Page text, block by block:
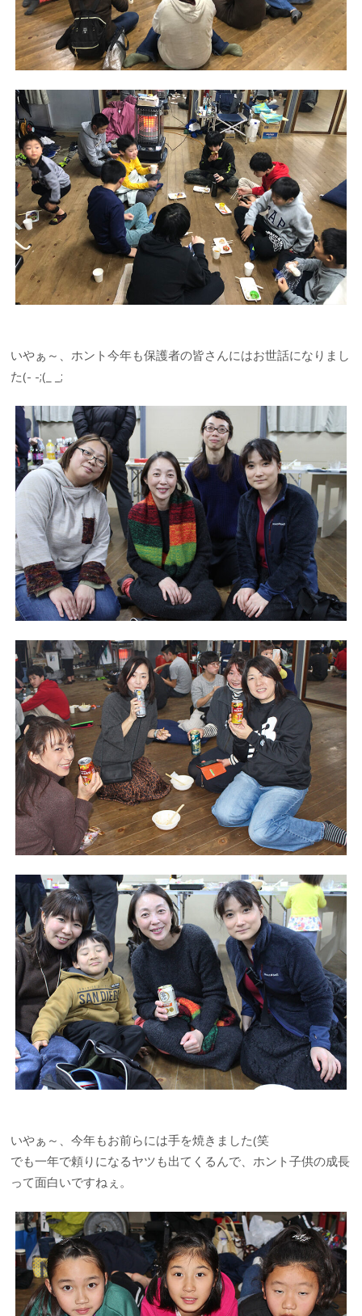
いやぁ～、ホント今年も保護者の皆さんにはお世話になりまし
た(- -;(_ _;
いやぁ～、今年もお前らには手を焼きました(笑
でも一年で頼りになるヤツも出てくるんで、ホント子供の成長
って面白いですねぇ。